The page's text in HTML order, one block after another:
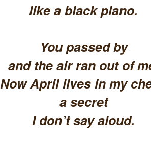
like a black piano.
You passed by
and the air ran out of
Now April lives in my
a secret
I don’t say aloud.